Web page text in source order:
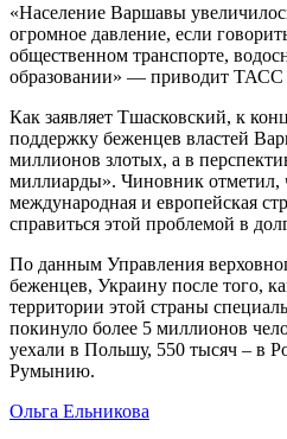
«Население Варшавы
огромное давление, если
общественном транспорте,
образовании» — приводит ТАСС
Как заявляет Тшасковский, к
поддержку беженцев властей
миллионов злотых, а в
миллиарды». Чиновник отметил,
международная и европейская
справиться этой проблемой в
По данным Управления
беженцев, Украину после того,
территории этой страны
покинуло более 5 миллионов
уехали в Польшу, 550 тысяч – в
Румынию.
Ольга Ельникова